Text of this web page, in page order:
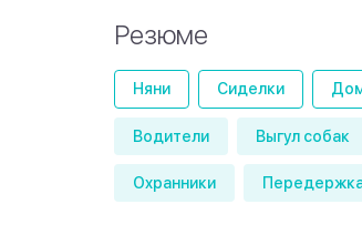
Резюме
Няни Сиделки
Водители Выгул собак
Охранники